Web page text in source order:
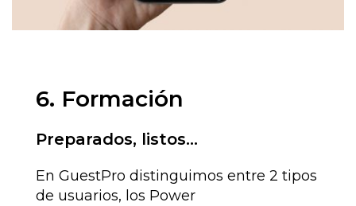
6. Formación
Preparados, listos...
En GuestPro distinguimos entre 2 tipos
de usuarios, los Power